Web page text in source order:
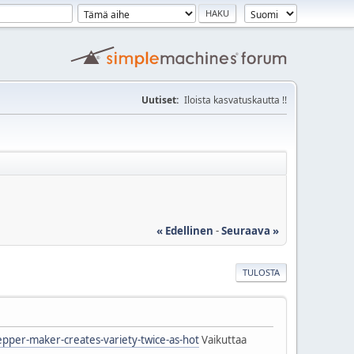
Uutiset: Iloista kasvatuskautta !!
« Edellinen -Seuraava »
TULOSTA
maker-creates-variety-twice-as-hotVaikuttaa